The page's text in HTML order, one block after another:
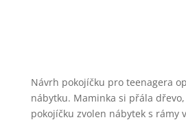
Návrh pokojíčku pro teenagera
nábytku. Maminka si přála
pokojíčku zvolen nábytek s rámy